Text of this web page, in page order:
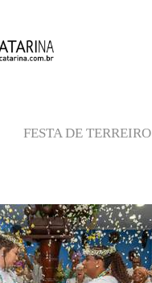
FESTA DE TERREIRO